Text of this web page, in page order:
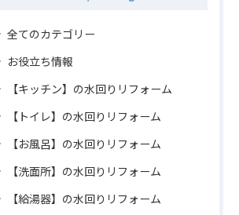
全てのカテゴリー
お役立ち情報
【キッチン】の水回りリフォーム
【トイレ】の水回りリフォーム
【お風呂】の水回りリフォーム
【洗面所】の水回りリフォーム
【給湯器】の水回りリフォーム